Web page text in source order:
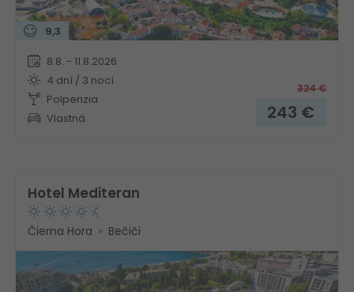
9,3
8.8. - 11.8.2026
4 dní / 3 nocí
Polpenzia
Vlastná
324€
243 €
Hotel Mediteran
Čierna Hora Bečiči